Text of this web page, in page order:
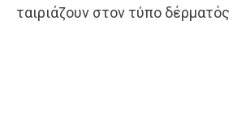
ταιριάζουν στον τύπο